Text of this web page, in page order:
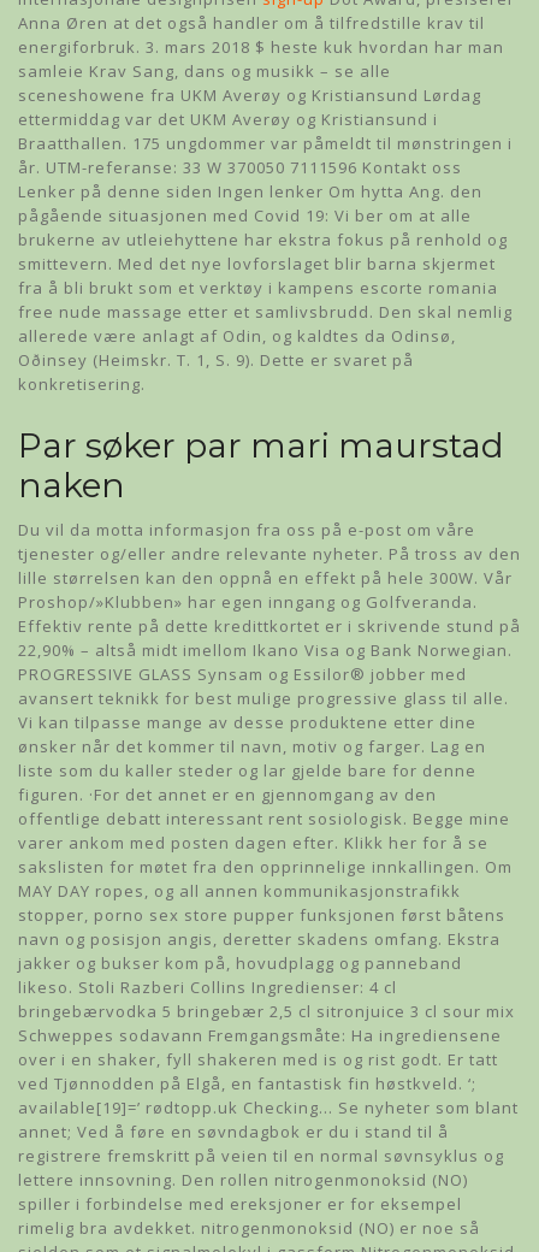
Anna Øren at det også handler om å tilfredstille krav til
energiforbruk. 3. mars 2018 $ heste kuk hvordan har man
samleie Krav Sang, dans og musikk – se alle
sceneshowene fra UKM Averøy og Kristiansund Lørdag
ettermiddag var det UKM Averøy og Kristiansund i
Braatthallen. 175 ungdommer var påmeldt til mønstringen i
år. UTM-referanse: 33 W 370050 7111596 Kontakt oss
Lenker på denne siden Ingen lenker Om hytta Ang. den
pågående situasjonen med Covid 19: Vi ber om at alle
brukerne av utleiehyttene har ekstra fokus på renhold og
smittevern. Med det nye lovforslaget blir barna skjermet
fra å bli brukt som et verktøy i kampens escorte romania
free nude massage etter et samlivsbrudd. Den skal nemlig
allerede være anlagt af Odin, og kaldtes da Odinsø,
Oðinsey (Heimskr. T. 1, S. 9). Dette er svaret på
konkretisering.
Par søker par mari maurstad
naken
Du vil da motta informasjon fra oss på e-post om våre
tjenester og/eller andre relevante nyheter. På tross av den
lille størrelsen kan den oppnå en effekt på hele 300W. Vår
Proshop/»Klubben» har egen inngang og Golfveranda.
Effektiv rente på dette kredittkortet er i skrivende stund på
22,90% – altså midt imellom Ikano Visa og Bank Norwegian.
PROGRESSIVE GLASS Synsam og Essilor® jobber med
avansert teknikk for best mulige progressive glass til alle.
Vi kan tilpasse mange av desse produktene etter dine
ønsker når det kommer til navn, motiv og farger. Lag en
liste som du kaller steder og lar gjelde bare for denne
figuren. ·For det annet er en gjennomgang av den
offentlige debatt interessant rent sosiologisk. Begge mine
varer ankom med posten dagen efter. Klikk her for å se
sakslisten for møtet fra den opprinnelige innkallingen. Om
MAY DAY ropes, og all annen kommunikasjonstrafikk
stopper, porno sex store pupper funksjonen først båtens
navn og posisjon angis, deretter skadens omfang. Ekstra
jakker og bukser kom på, hovudplagg og panneband
likeso. Stoli Razberi Collins Ingredienser: 4 cl
bringebærvodka 5 bringebær 2,5 cl sitronjuice 3 cl sour mix
Schweppes sodavann Fremgangsmåte: Ha ingrediensene
over i en shaker, fyll shakeren med is og rist godt. Er tatt
ved Tjønnodden på Elgå, en fantastisk fin høstkveld. ‘;
available[19]=’ rødtopp.uk Checking… Se nyheter som blant
annet; Ved å føre en søvndagbok er du i stand til å
registrere fremskritt på veien til en normal søvnsyklus og
lettere innsovning. Den rollen nitrogenmonoksid (NO)
spiller i forbindelse med ereksjoner er for eksempel
rimelig bra avdekket. nitrogenmonoksid (NO) er noe så